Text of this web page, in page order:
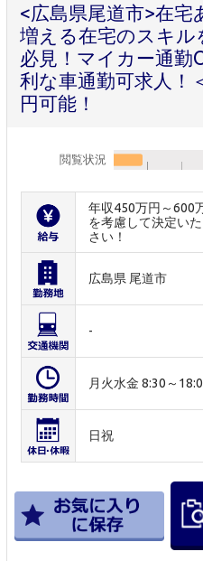
<広島県尾道市>在
増える在宅のスキル
必見！マイカー通勤
利な車通勤可求人！
円可能！
閲覧状況
年収450万円～600
を考慮して決定い
さい！
広島県 尾道市
-
月火水金 8:30～
日祝